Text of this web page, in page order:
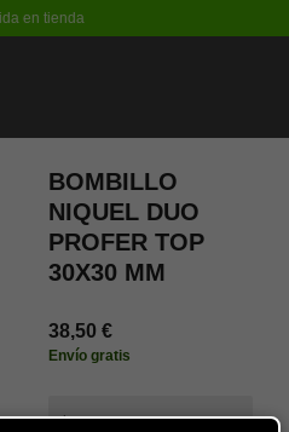
BOMBILLO
NIQUEL DUO
PROFER TOP
30X30 MM
38,50 €
Envío gratis
leva